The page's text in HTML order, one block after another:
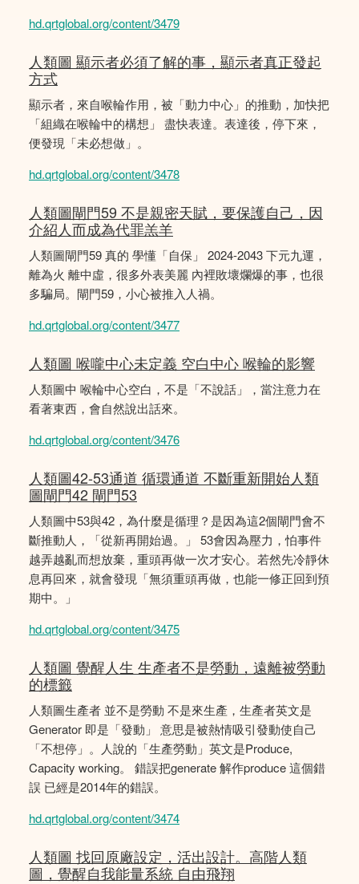
hd.qrtglobal.org/content/3479
人類圖 顯示者必須了解的事，顯示者真正發起
方式
顯示者，來自喉輪作用，被「動力中心」的推動，加快把
「組織在喉輪中的構想」 盡快表達。表達後，停下來，
便發現「未必想做」。
hd.qrtglobal.org/content/3478
人類圖閘門59 不是親密天賦，要保護自己，因
介紹人而成為代罪羔羊
人類圖閘門59 真的 學懂「自保」 2024-2043 下元九運，
離為火 離中虛，很多外表美麗 內裡敗壞爛爆的事，也很
多騙局。閘門59，小心被推入人禍。
hd.qrtglobal.org/content/3477
人類圖 喉嚨中心未定義 空白中心 喉輪的影響
人類圖中 喉輪中心空白，不是「不說話」，當注意力在
看著東西，會自然說出話來。
hd.qrtglobal.org/content/3476
人類圖42-53通道 循環通道 不斷重新開始人類
圖閘門42 閘門53
人類圖中53與42，為什麼是循理？是因為這2個閘門會不
斷推動人，「從新再開始過。」 53會因為壓力，怕事件
越弄越亂而想放棄，重頭再做一次才安心。若然先冷靜休
息再回來，就會發現「無須重頭再做，也能一修正回到預
期中。」
hd.qrtglobal.org/content/3475
人類圖 覺醒人生 生產者不是勞動，遠離被勞動
的標籤
人類圖生產者 並不是勞動 不是來生產，生產者英文是
Generator 即是「發動」 意思是被熱情吸引發動使自己
「不想停」。人說的「生產勞動」英文是Produce,
Capacity working。 錯誤把generate 解作produce 這個錯
誤 已經是2014年的錯誤。
hd.qrtglobal.org/content/3474
人類圖 找回原廠設定，活出設計。高階人類
圖，覺醒自我能量系統 自由飛翔